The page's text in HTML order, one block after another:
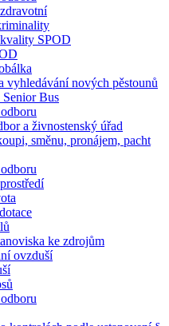
SPOD
vyhledávání nových pěstounů
Senior Bus
a živnostenský úřad
směnu, pronájem, pacht
ke zdrojům
ovzduší